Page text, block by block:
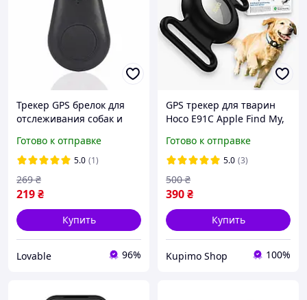
Трекер GPS брелок для
отслеживания собак и
Готово к отправке
5.0 (1)
219₴
269 ₴
Купить
Lovable 96%
GPS трекер для тварин
Hoco E91C Apple Find My,
трекер для кота та
собаки, CR2032
Готово к отправке
5.0 (3)
390₴
500 ₴
Купить
Kupimo Shop 100%